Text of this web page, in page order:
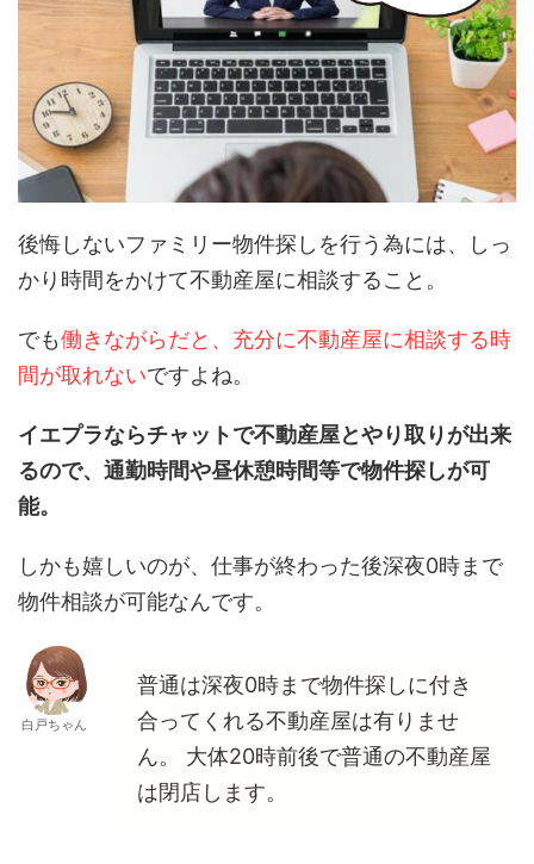
後悔しないファミリー物件探しを行う為には、しっ
かり時間をかけて不動産屋に相談すること。
でも働きながらだと、充分に不動産屋に相談する時
間が取れないですよね。
イエプラならチャットで不動産屋とやり取りが出来
るので、通勤時間や昼休憩時間等で物件探しが可
能。
しかも嬉しいのが、仕事が終わった後深夜0時まで
物件相談が可能なんです。
白戸ちゃん
普通は深夜0時まで物件探しに付き
合ってくれる不動産屋は有りませ
ん。 大体20時前後で普通の不動産屋
は閉店します。